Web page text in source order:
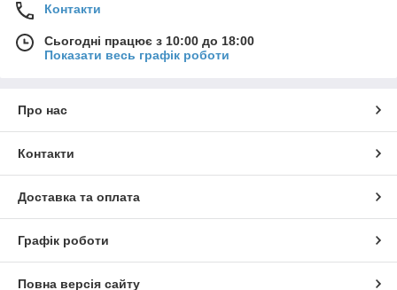
Контакти
Сьогодні працює з 10:00 до 18:00
Показати весь графік роботи
Про нас
Контакти
Доставка та оплата
Графік роботи
Повна версія сайту